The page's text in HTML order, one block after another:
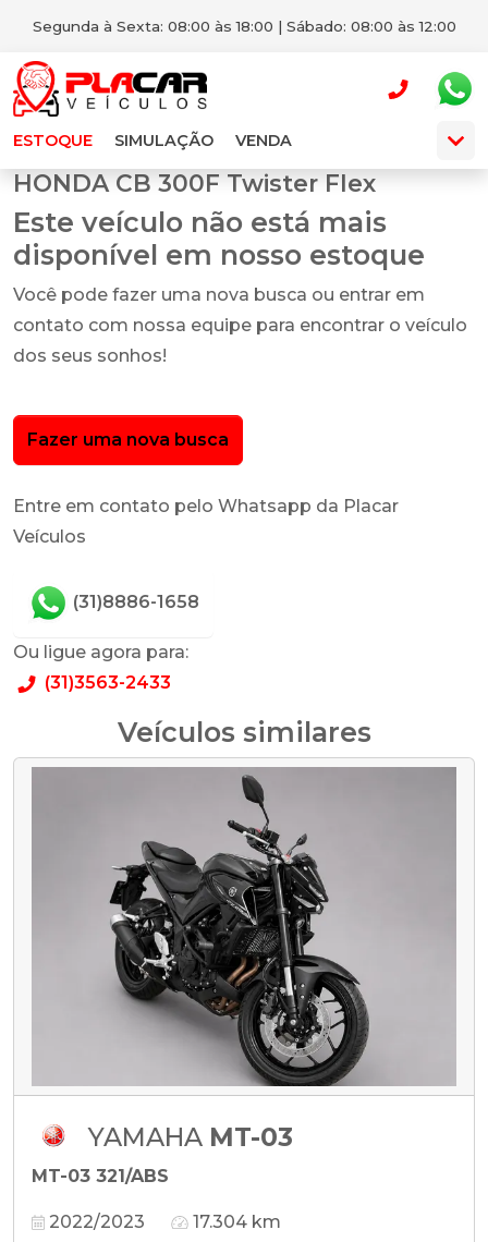
Segunda à Sexta: 08:00 às 18:00 | Sábado: 08:00 às 12:00
ESTOQUE SIMULAÇÃO VENDA
HONDA CB 300F Twister Flex
Este veículo não está mais
disponível em nosso estoque
Você pode fazer uma nova busca ou entrar em
contato com nossa equipe para encontrar o veículo
dos seus sonhos!
Fazer uma nova busca
Entre em contato pelo Whatsapp da Placar
Veículos
(31)8886-1658
Ou ligue agora para:
(31)3563-2433
Veículos similares
YAMAHA MT-03
MT-03 321/ABS
2022/2023 17.304 km